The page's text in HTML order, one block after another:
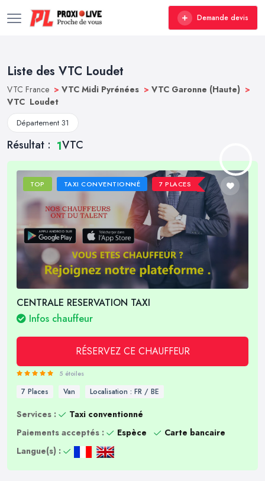
Demande devis
Liste des VTC Loudet
VTC France > VTC Midi Pyrénées > VTC Garonne (Haute) >
VTC Loudet
Département 31
Résultat : 1VTC
TOP TAXI CONVENTIONNÉ 7 PLACES
CENTRALE RESERVATION TAXI
Infos chauffeur
RÉSERVEZ CE CHAUFFEUR
5 étoiles
7 Places Van Localisation : FR / BE
Services :
Taxi conventionné
Paiements acceptés :
Espèce
Carte bancaire
Langue(s) :